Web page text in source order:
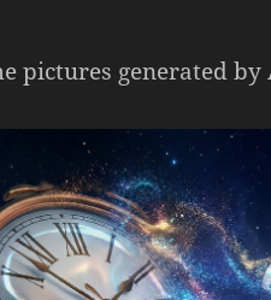
pictures generated by